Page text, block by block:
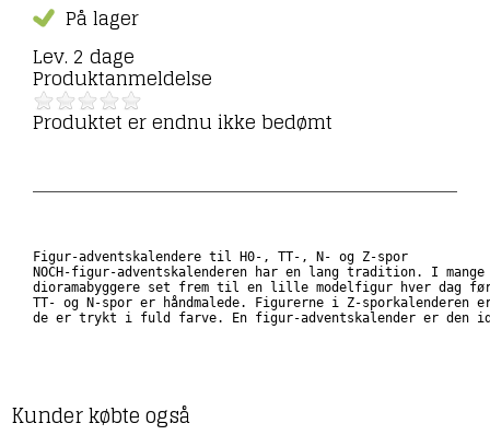
På lager
Lev. 2 dage
Produktanmeldelse
Produktet er endnu ikke bedømt
Figur-adventskalendere til H0-, TT-, N- og Z-spor
NOCH-figur-adventskalenderen har en lang tradition. I
dioramabyggere set frem til en lille modelfigur hver
TT- og N-spor er håndmalede. Figurerne i Z-
de er trykt i fuld farve. En figur-adventskalender er den
Kunder købte også